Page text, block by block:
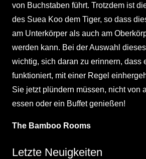
von Buchstaben führt. Trotzdem ist
des Suea Koo dem Tiger, so dass
am Unterkörper als auch am
werden kann. Bei der Auswahl
wichtig, sich daran zu erinnern, dass
funktioniert, mit einer Regel
Sie jetzt plündern müssen, nicht von
essen oder ein Buffet genießen!
The Bamboo Rooms
Letzte Neuigkeiten